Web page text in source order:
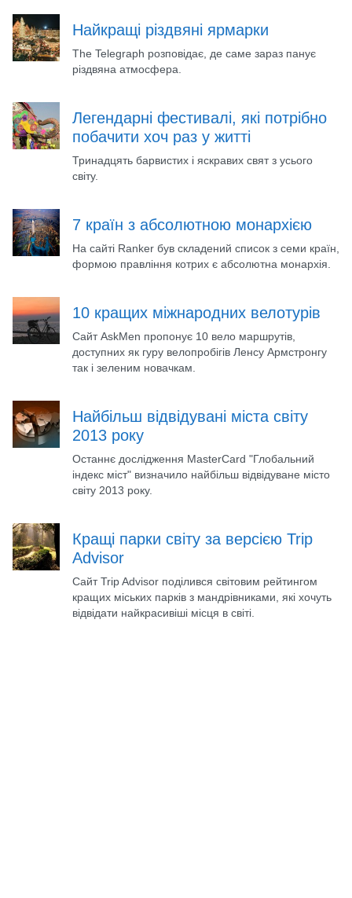
Найкращі різдвяні ярмарки
The Telegraph розповідає, де саме зараз панує
різдвяна атмосфера.
Легендарні фестивалі, які потрібно
побачити хоч раз у житті
Тринадцять барвистих і яскравих свят з усього
світу.
7 країн з абсолютною монархією
На сайті Ranker був складений список з семи країн,
формою правління котрих є абсолютна монархія.
10 кращих міжнародних велотурів
Сайт AskMen пропонує 10 вело маршрутів,
доступних як гуру велопробігів Ленсу Армстронгу
так і зеленим новачкам.
Найбільш відвідувані міста світу
2013 року
Останнє дослідження MasterСard "Глобальний
індекс міст" визначило найбільш відвідуване місто
світу 2013 року.
Кращі парки світу за версією Trip
Advisor
Сайт Trip Advisor поділився світовим рейтингом
кращих міських парків з мандрівниками, які хочуть
відвідати найкрасивіші місця в світі.